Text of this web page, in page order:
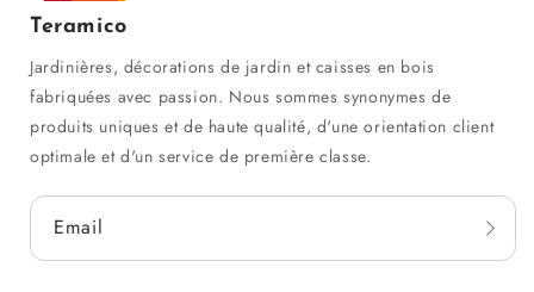
Teramico
Jardinières, décorations de jardin et caisses en bois
fabriquées avec passion. Nous sommes synonymes de
produits uniques et de haute qualité, d'une orientation client
optimale et d'un service de première classe.
Email